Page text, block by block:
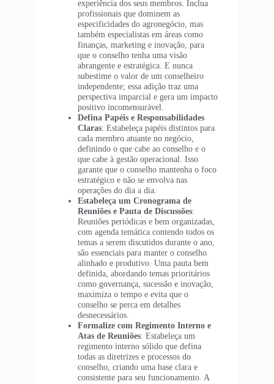
experiência dos seus membros. Inclua
profissionais que dominem as
especificidades do agronegócio, mas
também especialistas em áreas como
finanças, marketing e inovação, para
que o conselho tenha uma visão
abrangente e estratégica. E nunca
subestime o valor de um conselheiro
independente; essa adição traz uma
perspectiva imparcial e gera um impacto
positivo incomensurável.
Defina Papéis e Responsabilidades
Claras: Estabeleça papéis distintos para
cada membro atuante no negócio,
definindo o que cabe ao conselho e o
que cabe à gestão operacional. Isso
garante que o conselho mantenha o foco
estratégico e não se envolva nas
operações do dia a dia.
Estabeleça um Cronograma de
Reuniões e Pauta de Discussões:
Reuniões periódicas e bem organizadas,
com agenda temática contendo todos os
temas a serem discutidos durante o ano,
são essenciais para manter o conselho
alinhado e produtivo. Uma pauta bem
definida, abordando temas prioritários
como governança, sucessão e inovação,
maximiza o tempo e evita que o
conselho se perca em detalhes
desnecessários.
Formalize com Regimento Interno e
Atas de Reuniões: Estabeleça um
regimento interno sólido que defina
todas as diretrizes e processos do
conselho, criando uma base clara e
consistente para seu funcionamento. A